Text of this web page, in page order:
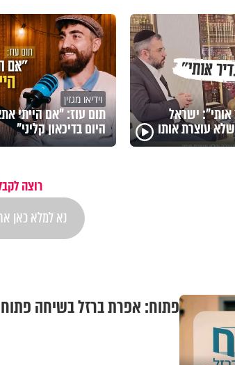
ישראל
עוצרת אותו
וידיאו מגזין
תום עוז: "אם הייתי
היום בדיכאון קליני"
רוצה
פתוח: אפרת ברזל בשיחה